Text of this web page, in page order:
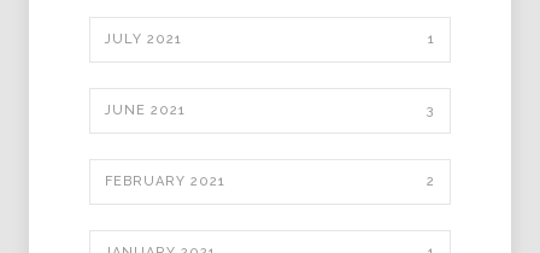
JULY 2021 1
JUNE 2021 3
FEBRUARY 2021 2